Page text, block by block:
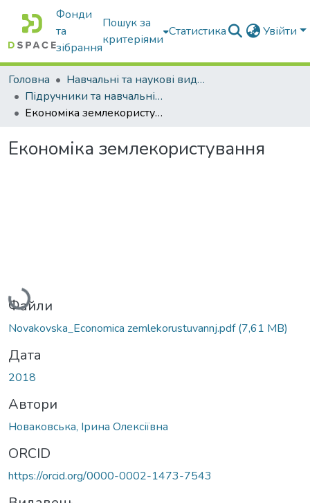
Фонди
та
зібрання
Пошук за
критеріями
Статистика Увійти
Головна
Навчальні та наукові видання
Підручники та навчальні посібники
Економіка землекористування
Економіка землекористування
Вантажиться...
Файли
Novakovska_Economica zemlekorustuvannj.pdf(7,61 MB)
Дата
2018
Автори
Новаковська, Ірина Олексіївна
ORCID
https://orcid.org/0000-0002-1473-7543